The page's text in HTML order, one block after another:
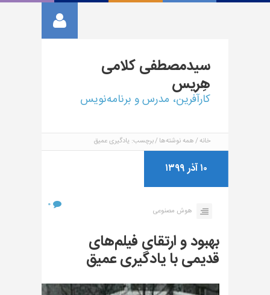
سیدمصطفیکلامی
هِریس
کارآفرین، مدرس و برنامه‌نویس
خانه همه نوشته‌ها برچسب: یادگیری عمیق
۱۰ آذر ۱۳۹۹
هوش مصنوعی
۰
بهبود و ارتقای فیلم‌های
قدیمی با یادگیری عمیق